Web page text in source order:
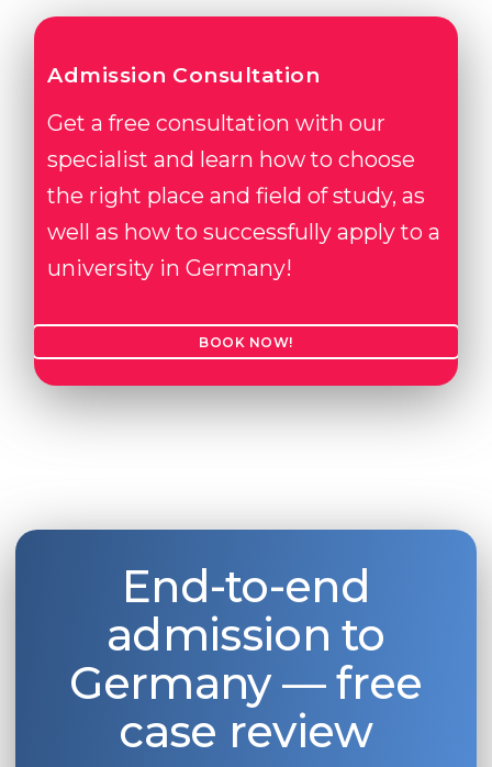
Admission Consultation
Get a free consultation with our
specialist and learn how to choose
the right place and field of study, as
well as how to successfully apply to a
university in Germany!
BOOK NOW!
End-to-end
admission to
Germany — free
case review